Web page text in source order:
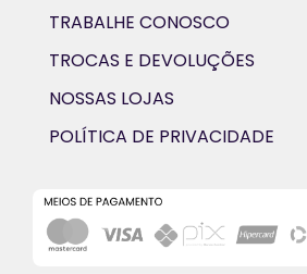
TRABALHE CONOSCO
TROCAS E DEVOLUÇÕES
NOSSAS LOJAS
POLÍTICA DE PRIVACIDADE